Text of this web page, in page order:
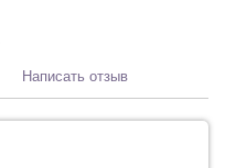
Написать отзыв